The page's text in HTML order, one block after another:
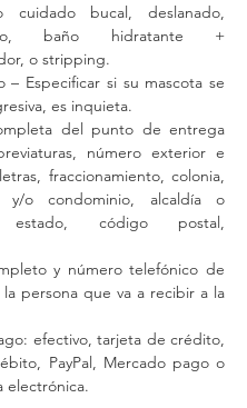
cuidado bucal, deslanado,
baño hidratante +
o stripping.
– Especificar si su mascota se
es inquieta.
del punto de entrega
número exterior e
fraccionamiento, colonia,
y/o condominio, alcaldía o
estado, código postal,
y número telefónico de
persona que va a recibir a la
efectivo, tarjeta de crédito,
PayPal, Mercado pago o
electrónica.